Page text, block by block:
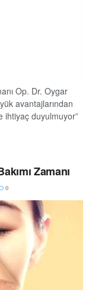
Op. Dr. Oygar
avantajlarından
ihtiyaç duyulmuyor”
dolayı düzenli
ifade etti. Burun
Estetik Cerrahi
Zamanı
0